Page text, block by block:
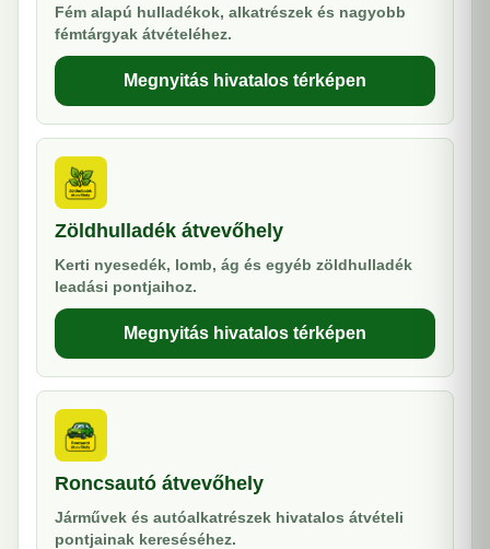
Fém alapú hulladékok, alkatrészek és nagyobb
fémtárgyak átvételéhez.
Megnyitás hivatalos térképen
Zöldhulladék átvevőhely
Kerti nyesedék, lomb, ág és egyéb zöldhulladék
leadási pontjaihoz.
Megnyitás hivatalos térképen
Roncsautó átvevőhely
Járművek és autóalkatrészek hivatalos átvételi
pontjainak kereséséhez.